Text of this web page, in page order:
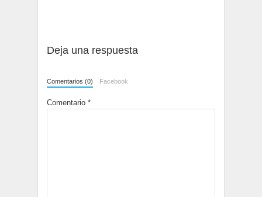
Deja una respuesta
Comentarios (0) Facebook
Comentario *